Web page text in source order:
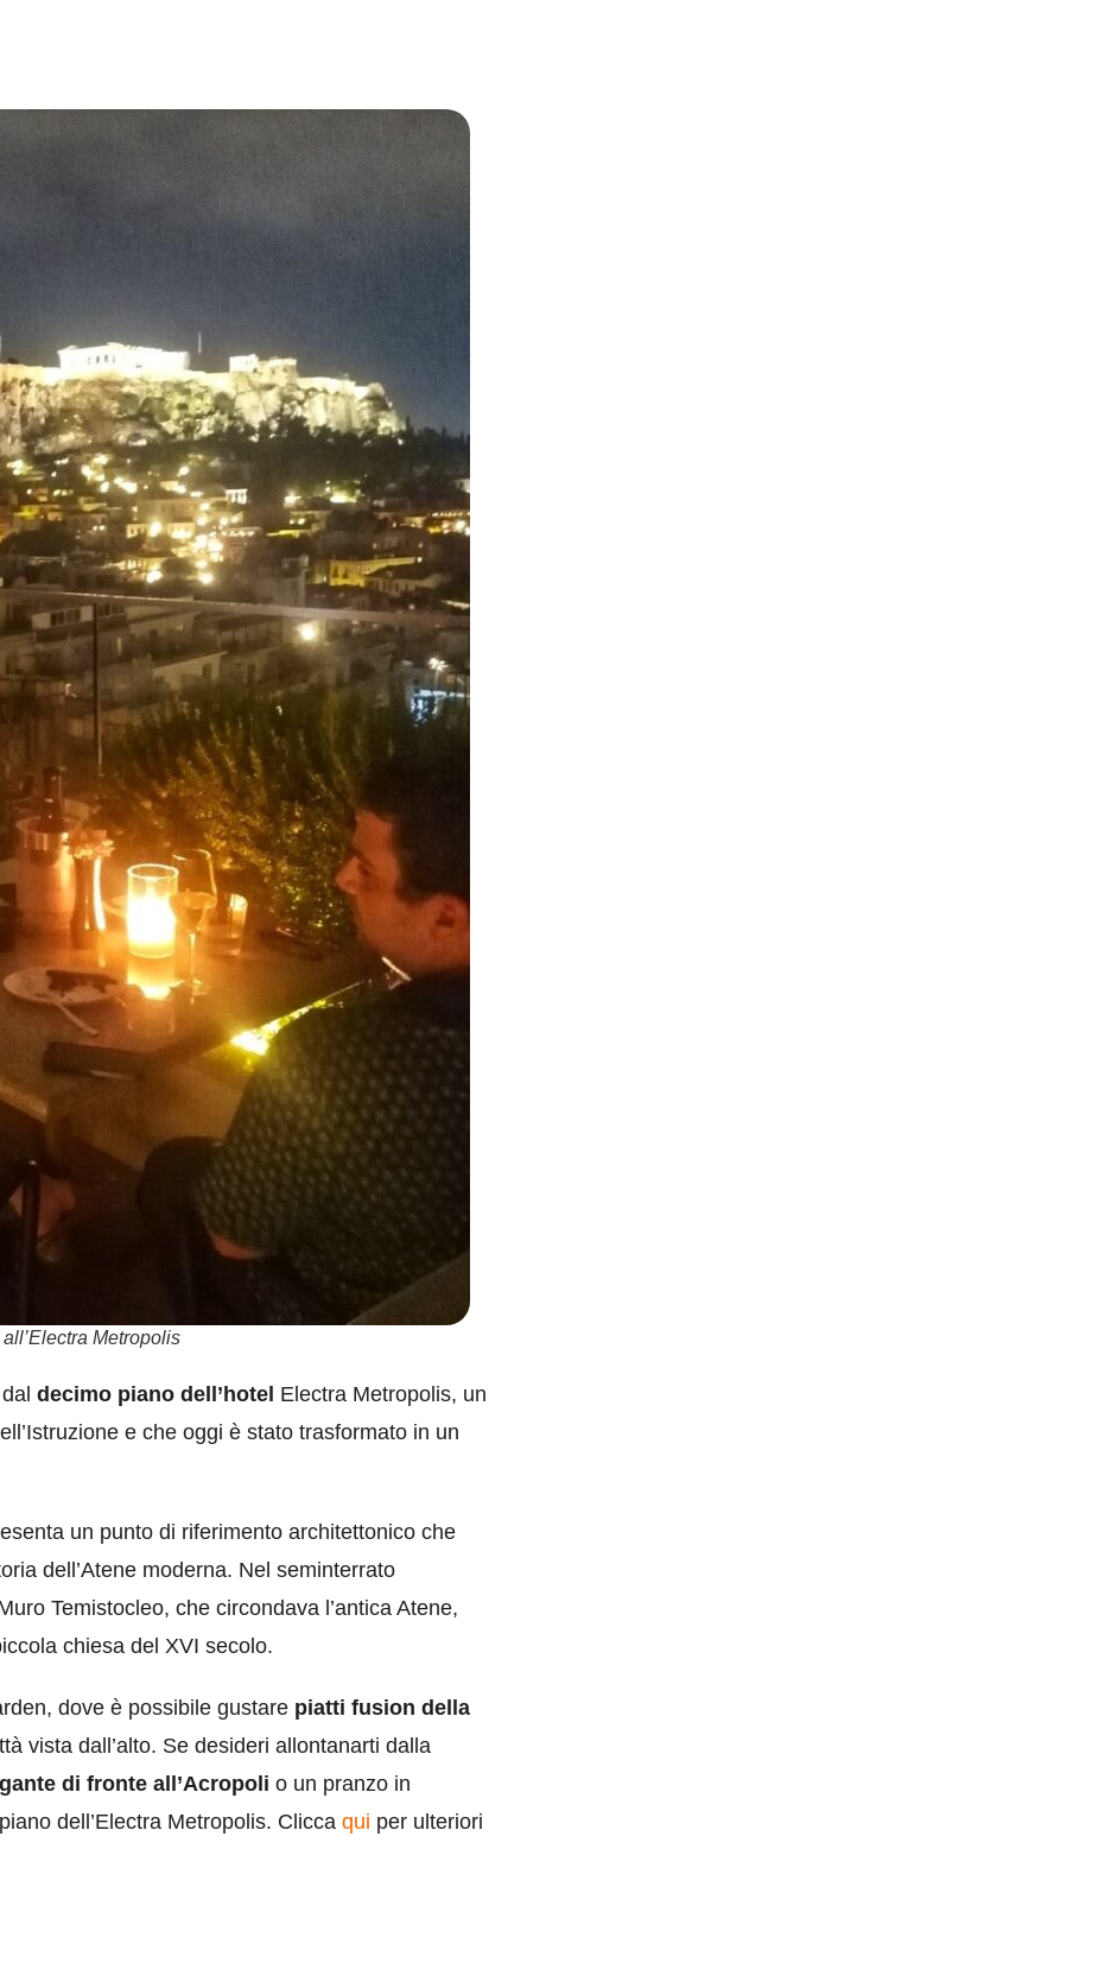
Metropolis
decimo piano dell’hotel Electra Metropolis, un
e che oggi è stato trasformato in un
un punto di riferimento architettonico che
dell’Atene moderna. Nel seminterrato
Temistocleo, che circondava l’antica Atene,
chiesa del XVI secolo.
dove è possibile gustare piatti fusion della
vista dall’alto. Se desideri allontanarti dalla
di fronte all’Acropoli o un pranzo in
dell’Electra Metropolis. Clicca qui per ulteriori